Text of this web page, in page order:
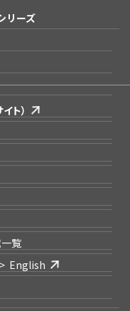
リーズ
ト）
覧
English